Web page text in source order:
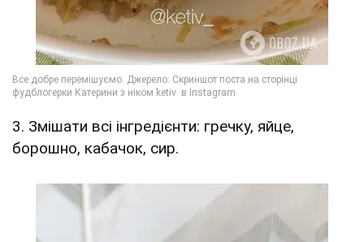
3. Змішати всі інгредієнти: гречку, яйце,
борошно, кабачок, сир.